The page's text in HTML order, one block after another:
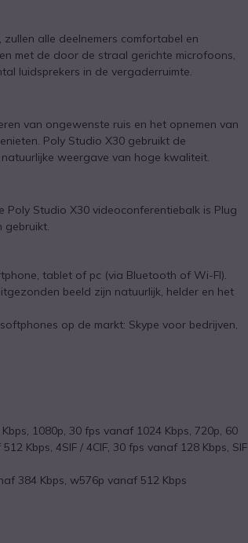
alle deelnemers comfortabel en
met de door de straal gerichte microfoons,
luidsprekers in de vergaderruimte.
van ongewenste ruis en het opnemen van
Poly Studio X30 gebruikt de
weergave van hoge kwaliteit.
Poly Studio X30 videoconferentiebalk is Plug
tablet of pc (via Bluetooth of Wi-FI).
beeld zijn natuurlijk, helder en het
op de markt: Skype voor bedrijven,
1080p, 30 fps vanaf 1024 Kbps, 720p, 60
Kbps, 4SIF / 4CIF, 30 fps vanaf 128 Kbps, SIF
384 Kbps, w576p vanaf 512 Kbps